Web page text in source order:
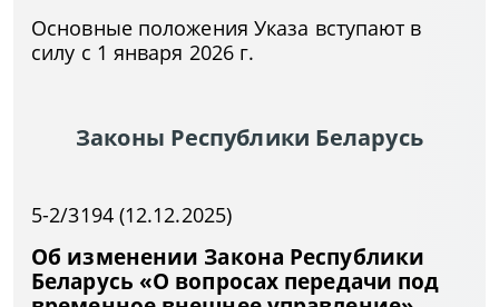
Основные положения Указа вступают в
силу с 1 января 2026 г.
Законы Республики Беларусь
5-2/3194 (12.12.2025)
Об изменении Закона Республики
Беларусь «О вопросах передачи под